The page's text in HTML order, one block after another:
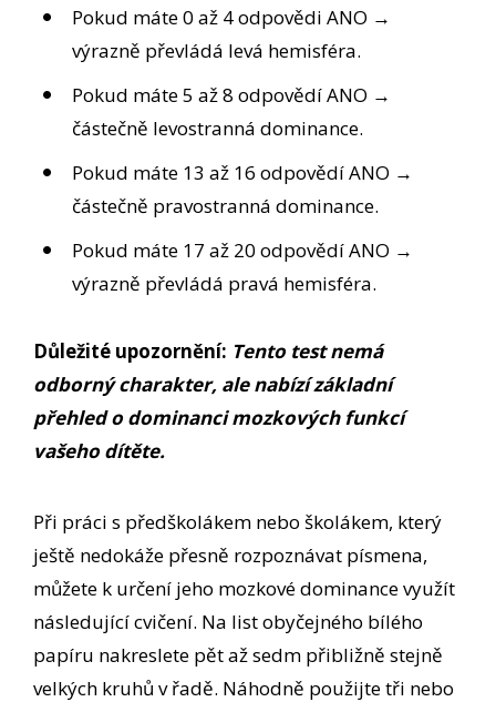
Pokud máte 0 až 4 odpovědi ANO →
výrazně převládá levá hemisféra.
Pokud máte 5 až 8 odpovědí ANO →
částečně levostranná dominance.
Pokud máte 13 až 16 odpovědí ANO →
částečně pravostranná dominance.
Pokud máte 17 až 20 odpovědí ANO →
výrazně převládá pravá hemisféra.
Důležité upozornění: Tento test nemá
odborný charakter, ale nabízí základní
přehled o dominanci mozkových funkcí
vašeho dítěte.
Při práci s předškolákem nebo školákem, který
ještě nedokáže přesně rozpoznávat písmena,
můžete k určení jeho mozkové dominance využít
následující cvičení. Na list obyčejného bílého
papíru nakreslete pět až sedm přibližně stejně
velkých kruhů v řadě. Náhodně použijte tři nebo